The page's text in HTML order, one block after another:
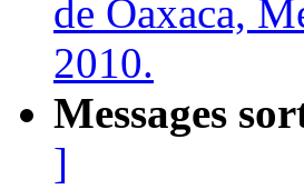
de Oaxaca,
2010.
Messages
]